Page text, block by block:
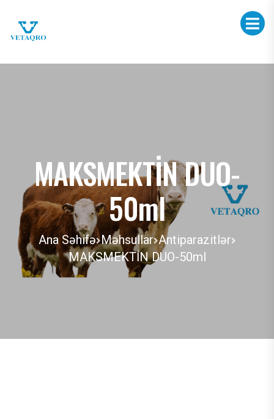
MAKSMEKTİN DUO-
50ml
Ana Səhifə Məhsullar Antiparazitlər
MAKSMEKTİN DUO-50ml